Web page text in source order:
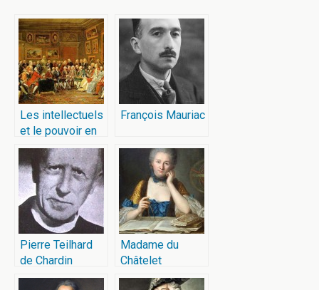
Les intellectuels
et le pouvoir en
France au siècle
des Lumières
François Mauriac
Pierre Teilhard
de Chardin
Madame du
Châtelet